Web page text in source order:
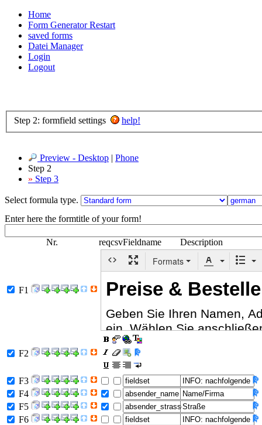
Home
Form Generator Restart
saved forms
Datei Manager
Login
Logout
Step 2: formfield settings help!
Preview - Desktop | Phone
Step 2
» Step 3
Select formula type.
Enter here the formtitle of your form!
Nr. reqcsvFieldname Description
F1
Formats
F2
F3
F4
F5
F6